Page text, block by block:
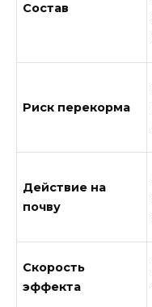
Состав
Риск перекорма
Действие на
почву
Скорость
эффекта